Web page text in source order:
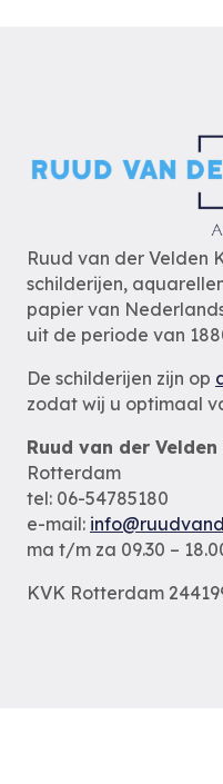
Ruud van der Velden
schilderijen,
papier van
uit de periode van
De schilderijen zijn op
zodat wij u optimaal
Ruud van der Velden
Rotterdam
tel: 06-54785180
e-mail:
ma t/m za 09.30 –
KVK Rotterdam